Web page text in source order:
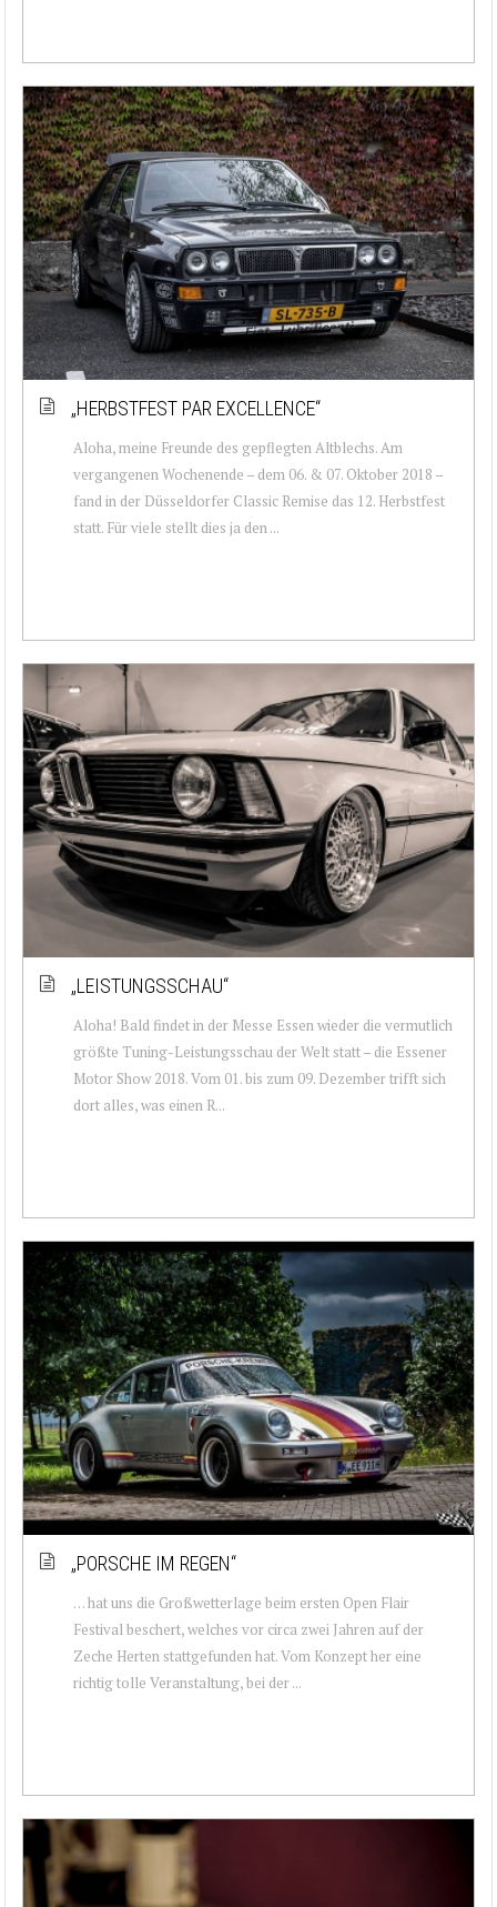
„HERBSTFEST PAR EXCELLENCE“
Aloha, meine Freunde des gepflegten Altblechs. Am
vergangenen Wochenende – dem 06. & 07. Oktober 2018 –
fand in der Düsseldorfer Classic Remise das 12. Herbstfest
statt. Für viele stellt dies ja den ...
„LEISTUNGSSCHAU“
Aloha! Bald findet in der Messe Essen wieder die vermutlich
größte Tuning-Leistungsschau der Welt statt – die Essener
Motor Show 2018. Vom 01. bis zum 09. Dezember trifft sich
dort alles, was einen R...
„PORSCHE IM REGEN“
… hat uns die Großwetterlage beim ersten Open Flair
Festival beschert, welches vor circa zwei Jahren auf der
Zeche Herten stattgefunden hat. Vom Konzept her eine
richtig tolle Veranstaltung, bei der ...